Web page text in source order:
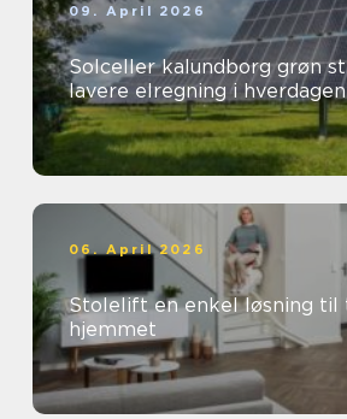
09. April 2026
Solceller kalundborg grøn strøm og
lavere elregning i hverdagen
06. April 2026
Stolelift en enkel løsning til trapper i
hjemmet